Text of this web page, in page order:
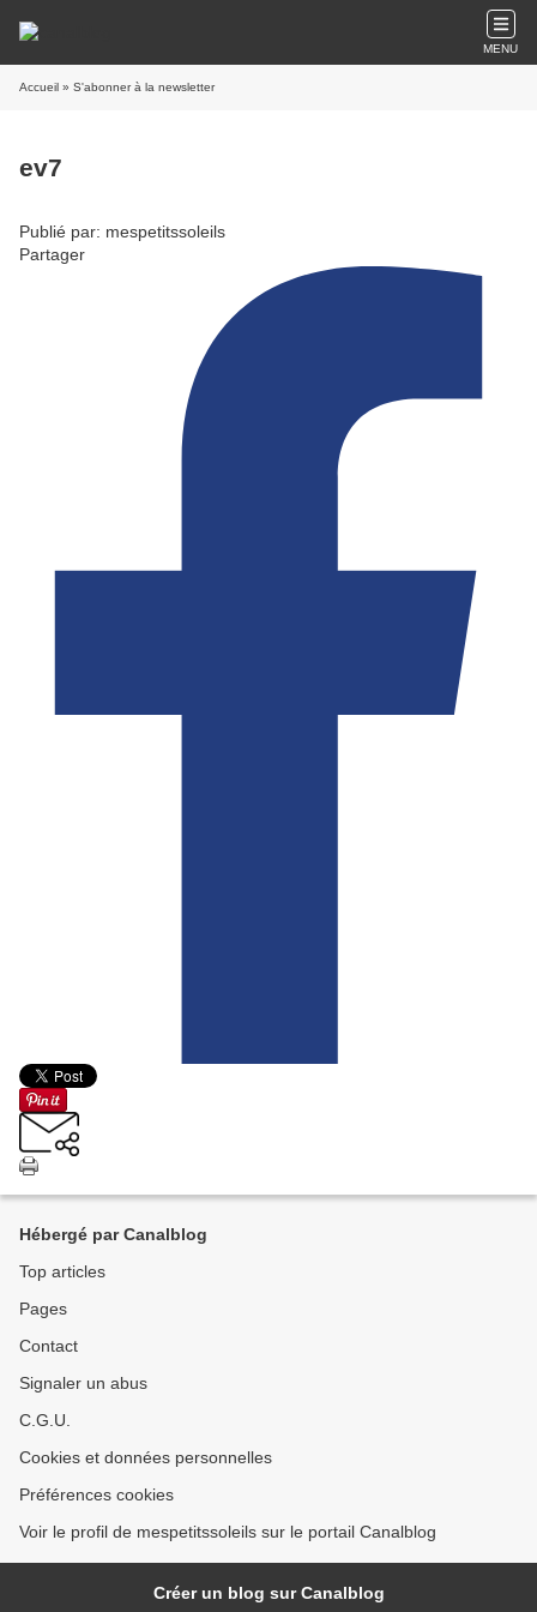
MENU
Accueil » S'abonner à la newsletter
ev7
Publié par: mespetitssoleils
Partager
Hébergé par Canalblog
Top articles
Pages
Contact
Signaler un abus
C.G.U.
Cookies et données personnelles
Préférences cookies
Voir le profil de mespetitssoleils sur le portail Canalblog
Créer un blog sur Canalblog